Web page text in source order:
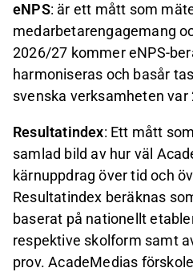
eNPS: är ett mått som
medarbetarengagemang
2026/27 kommer eNPS-
harmoniseras och basår
svenska verksamheten var
Resultatindex: Ett mått
samlad bild av hur väl
kärnuppdrag över tid och
Resultatindex beräknas
baserat på nationellt
respektive skolform samt
prov. AcadeMedias